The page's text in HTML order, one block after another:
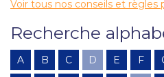
Voir tous nos conseils et règles
Recherche
A B C D E F